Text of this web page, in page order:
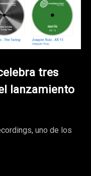
tres
lanzamiento
uno de los